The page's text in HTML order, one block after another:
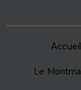
Accueil
Le